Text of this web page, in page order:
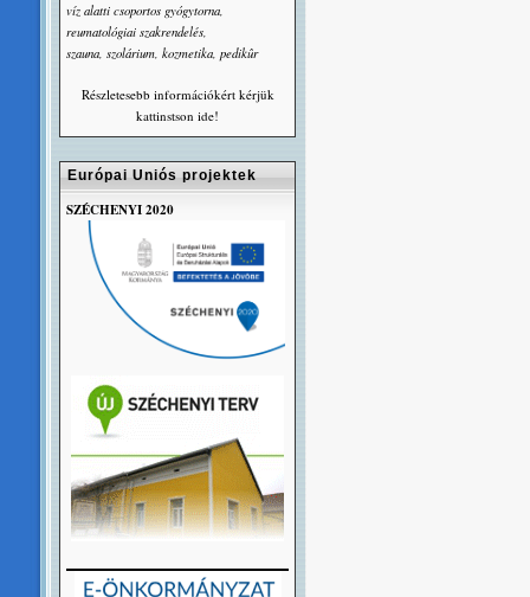
víz alatti csoportos gyógytorna,
reumatológiai szakrendelés,
szauna, szolárium, kozmetika, pedikûr
Részletesebb információkért kérjük
kattinstson ide!
Európai Uniós projektek
SZÉCHENYI 2020